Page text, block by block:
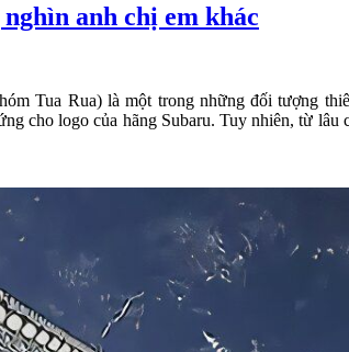
anh chị em khác
Tua Rua) là một trong những đối tượng
cho logo của hãng Subaru. Tuy nhiên, từ